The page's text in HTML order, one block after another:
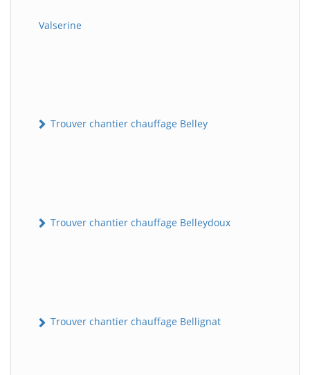
Valserine
Trouver chantier chauffage Belley
Trouver chantier chauffage Belleydoux
Trouver chantier chauffage Bellignat